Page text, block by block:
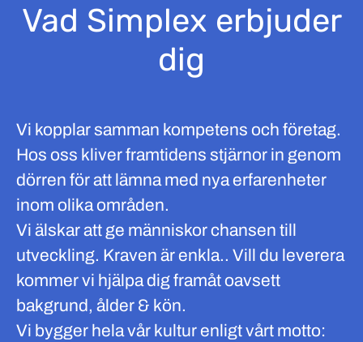
Vad Simplex erbjuder
dig
Vi kopplar samman kompetens och företag.
Hos oss kliver framtidens stjärnor in genom
dörren för att lämna med nya erfarenheter
inom olika områden.
Vi älskar att ge människor chansen till
utveckling. Kraven är enkla.. Vill du leverera
kommer vi hjälpa dig framåt oavsett
bakgrund, ålder & kön.
Vi bygger hela vår kultur enligt vårt motto: